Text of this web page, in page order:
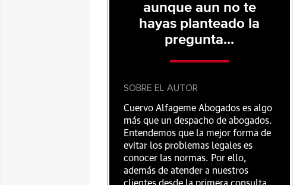
aunque aun no te
hayas planteado la
pregunta...
SOBRE EL AUTOR
Cuervo Alfageme Abogados es algo
más que un despacho de abogados.
Entendemos que la mejor forma de
evitar los problemas legales es
conocer las normas. Por ello,
además de atender a nuestros